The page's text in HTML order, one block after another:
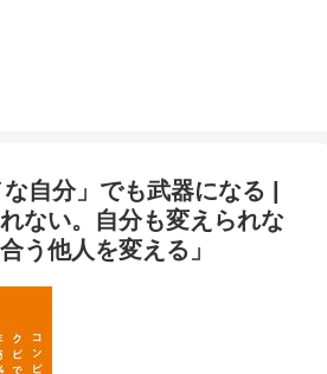
自分」でも武器になる |
れない。自分も変えられな
う他人を変える」